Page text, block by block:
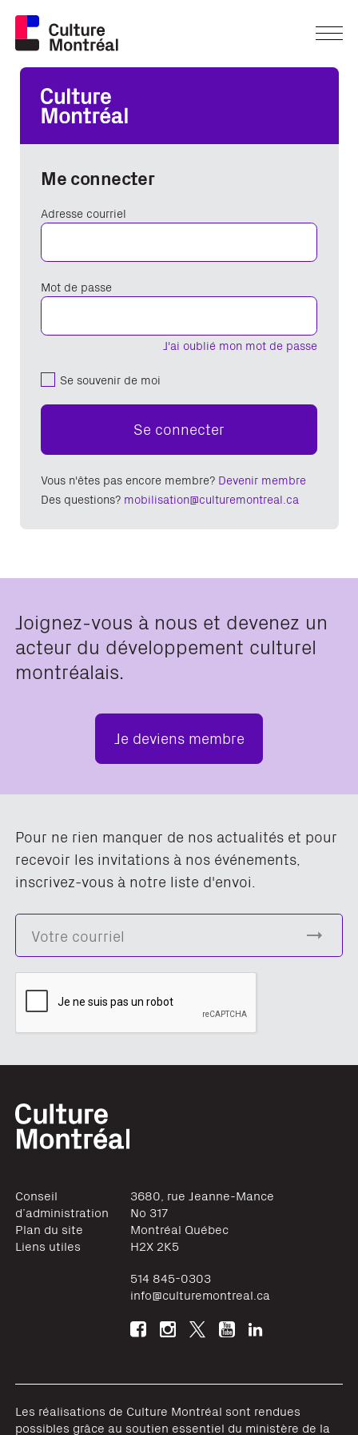
Me connecter
Adresse courriel
J'ai oublié mon mot de passe
Mot de passe
Se souvenir de moi
Se connecter
Vous n'êtes pas encore membre? Devenir membre
Des questions? mobilisation@culturemontreal.ca
Joignez-vous à nous et devenez un
acteur du développement culturel
montréalais.
Je deviens membre
Pour ne rien manquer de nos actualités et pour
recevoir les invitations à nos événements,
inscrivez-vous à notre liste d'envoi.
Conseil
d’administration
Plan du site
Liens utiles
3680, rue Jeanne-Mance
No 317
Montréal Québec
H2X 2K5
514 845-0303
info@culturemontreal.ca
Les réalisations de Culture Montréal sont rendues
possibles grâce au soutien essentiel du ministère de la